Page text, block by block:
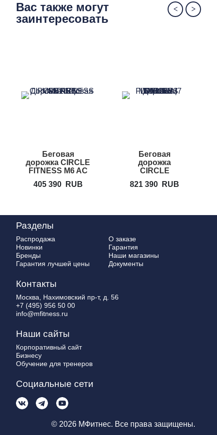
Вас также могут
заинтересовать
Беговая
дорожка CIRCLE
FITNESS M6 AC
405 390
RUB
Беговая
дорожка
CIRCLE
821 390 RUB
Разделы
Распродажа
Новинки
Бренды
Гарантия лучшей цены
О заказе
Гарантия
Наши магазины
Документы
Контакты
Москва, Нахимовский пр-т, д. 56
+7 (495) 956 50 00
info@mfitness.ru
Наши сайты
Корпоративный сайт
Бизнесу
Обучение для тренеров
Социальные сети
© 2026 МФитнес. Все права защищены.